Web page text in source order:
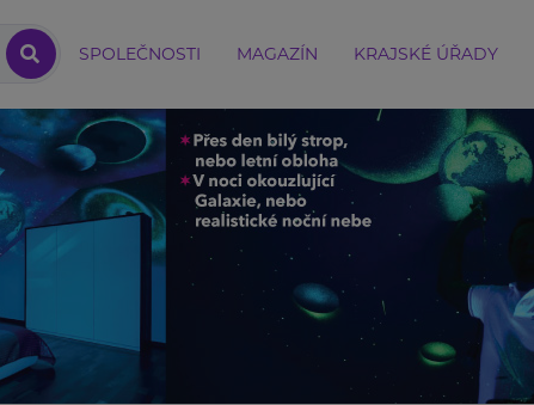
SPOLEČNOSTI MAGAZÍN KRAJSKÉ ÚŘADY